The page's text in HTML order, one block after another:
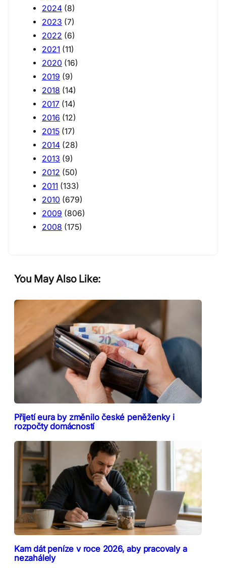
2024 (8)
2023 (7)
2022 (6)
2021 (11)
2020 (16)
2019 (9)
2018 (14)
2017 (14)
2016 (12)
2015 (17)
2014 (28)
2013 (9)
2012 (50)
2011 (133)
2010 (679)
2009 (806)
2008 (175)
You May Also Like:
Přijetí eura by změnilo české peněženky i
rozpočty domácností
Kam dát peníze v roce 2026, aby pracovaly a
nezahálely